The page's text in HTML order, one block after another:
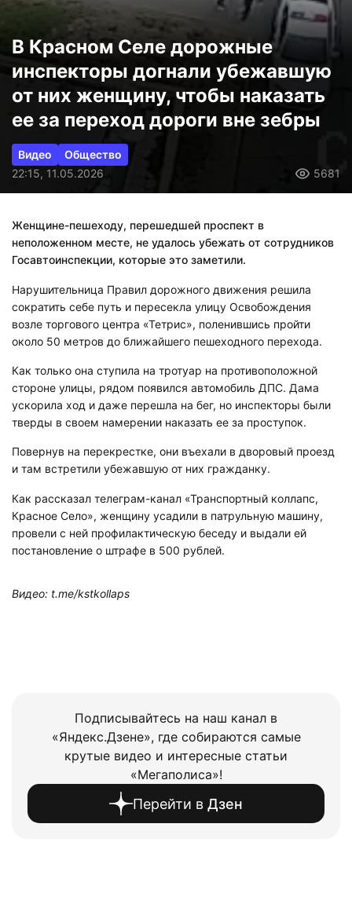
В Красном Селе дорожные
инспекторы догнали убежавшую
от них женщину, чтобы наказать
ее за переход дороги вне зебры
Видео
Общество
22:15, 11.05.2026
5681
Женщине-пешеходу, перешедшей проспект в
неположенном месте, не удалось убежать от сотрудников
Госавтоинспекции, которые это заметили.
Нарушительница Правил дорожного движения решила
сократить себе путь и пересекла улицу Освобождения
возле торгового центра «Тетрис», поленившись пройти
около 50 метров до ближайшего пешеходного перехода.
Как только она ступила на тротуар на противоположной
стороне улицы, рядом появился автомобиль ДПС. Дама
ускорила ход и даже перешла на бег, но инспекторы были
тверды в своем намерении наказать ее за проступок.
Повернув на перекрестке, они въехали в дворовый проезд
и там встретили убежавшую от них гражданку.
Как рассказал телеграм-канал «Транспортный коллапс,
Красное Село», женщину усадили в патрульную машину,
провели с ней профилактическую беседу и выдали ей
постановление о штрафе в 500 рублей.
Видео: t.me/kstkollaps
Подписывайтесь на наш канал в
«Яндекс.Дзене», где собираются самые
крутые видео и интересные статьи
«Мегаполиса»!
Перейти в Дзен